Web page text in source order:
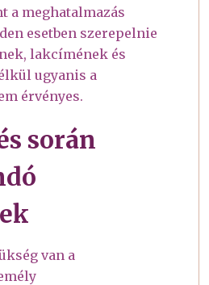
a meghatalmazás
esetben szerepelnie
lakcímének és
ugyanis a
érvényes.
során
van a